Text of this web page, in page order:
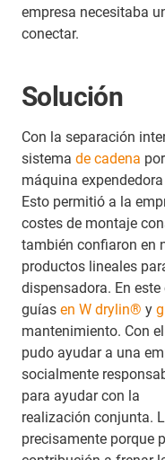
empresa necesitaba
conectar.
Solución
Con la separación
sistema de cadena
máquina
Esto permitió a la
costes de montaje
también confiaron en
productos lineales
dispensadora. En
guías en W drylin® y
mantenimiento. Con
pudo ayudar a una
socialmente
para ayudar con la
realización conjunta.
precisamente porque